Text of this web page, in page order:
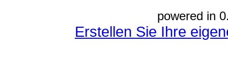
powered in
Erstellen Sie Ihre